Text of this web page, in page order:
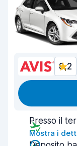
8,2
Presso il
Mostra i